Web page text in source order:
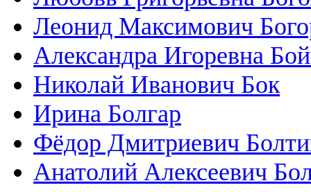
Леонид Максимович
Александра Игоревна
Николай Иванович Бок
Ирина Болгар
Фёдор Дмитриевич
Анатолий Алексеевич